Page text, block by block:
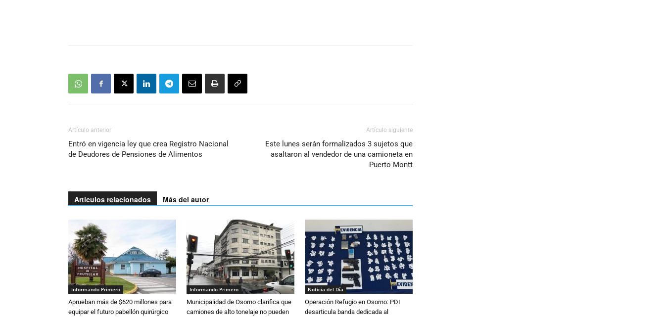
Artículo anterior
Entró en vigencia ley que crea Registro Nacional
de Deudores de Pensiones de Alimentos
Artículo siguiente
Este lunes serán formalizados 3 sujetos que
asaltaron al vendedor de una camioneta en
Puerto Montt
Artículos relacionados Más del autor
Informando Primero
Aprueban más de $620 millones para
equipar el futuro pabellón quirúrgico
Informando Primero
Municipalidad de Osorno clarifica que
camiones de alto tonelaje no pueden
Noticia del Día
Operación Refugio en Osorno: PDI
desarticula banda dedicada al